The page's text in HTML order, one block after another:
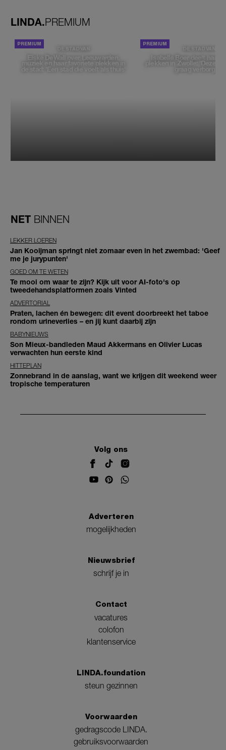
LINDA.PREMIUM
DE STAD VAN
Elske DeWall over Leeuwarden,
muziek en haar favoriete plekken in
de stad: 'Een stad die voelt als thuis'
DE STAD VAN
Isabelle Boer deelt haar
plekken in Zwolle: 'Deze
graag verborgen'
NET BINNEN
LEKKER LOEREN
Jan Kooijman springt niet zomaar even in het zwembad: 'Geef
me je jurypunten'
GOED OM TE WETEN
Te mooi om waar te zijn? Kijk uit voor AI-foto's op
tweedehandsplatformen zoals Vinted
ADVERTORIAL
Praten, lachen én bewegen: dit event doorbreekt het taboe
rondom urineverlies – en jij kunt daarbij zijn
BABYNIEUWS
Son Mieux-bandleden Maud Akkermans en Olivier Lucas
verwachten hun eerste kind
HITTEPLAN
Zonnebrand in de aanslag, want we krijgen dit weekend weer
tropische temperaturen
Volg ons
Adverteren
mogelijkheden
Nieuwsbrief
schrijf je in
Contact
vacatures
colofon
klantenservice
LINDA.foundation
steun gezinnen
Voorwaarden
gedragscode LINDA.
gebruiksvoorwaarden